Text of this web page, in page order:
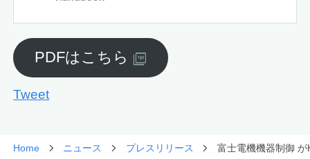
PDFはこちら
Tweet
Home ニュース プレスリリース 富士電機機器制御